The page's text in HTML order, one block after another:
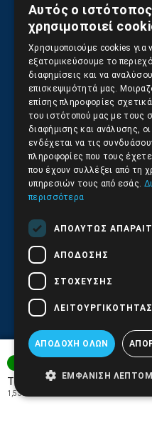
Τιμή: 1,90€
1,53€
Γεωργίου Κρέμου 13-
Αθήνα, Ελλάδα
210.9566.401(11.30-
210.9566.402
Email:
Εξυπηρέτηση
11:30 - 17.00
Αρ. ΓΕΜΗ
Αυτός ο ιστότοπος
χρησιμοποιεί
Χρησιμοποιούμε cookies για
εξατομικεύσουμε το
διαφημίσεις και να
επισκεψιμότητά μας.
επίσης πληροφορίες
του ιστότοπού μας με τους
διαφήμισης και ανάλυσης, οι
ενδέχεται να τις
πληροφορίες που τους
που έχουν συλλέξει από τη
υπηρεσιών τους από εσάς.
περισσότερα
ΑΠΟΛΎΤΩΣ
ΑΠΌΔΟΣΗΣ
ΣΤΌΧΕΥΣΗΣ
ΛΕΙΤΟΥΡΓΙΚΌΤΗΤΑΣ
ΑΠΟΔΟΧΉ ΌΛΩΝ
ΕΜΦΆΝΙΣΗ